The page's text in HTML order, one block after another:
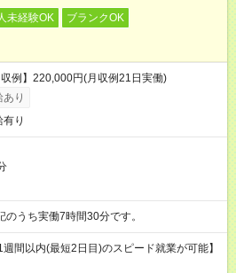
未経験OK
ブランクOK
例】220,000円(月収例21日実働)
り
り
※表記のうち実働7時間30分です。
間以内(最短2日目)のスピード就業が可能】